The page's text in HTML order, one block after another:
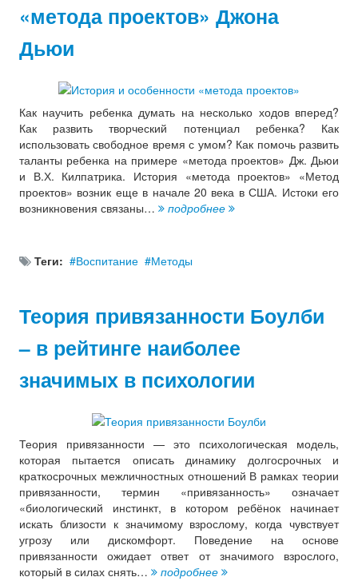
«метода проектов» Джона
Дьюи
Как научить ребенка думать на несколько ходов вперед?
Как развить творческий потенциал ребенка? Как
использовать свободное время с умом? Как помочь развить
таланты ребенка на примере «метода проектов» Дж. Дьюи
и В.Х. Килпатрика. История «метода проектов» «Метод
проектов» возник еще в начале 20 века в США. Истоки его
возникновения связаны…
подробнее
Теги: Воспитание Методы
Теория привязанности Боулби
– в рейтинге наиболее
значимых в психологии
Теория привязанности — это психологическая модель,
которая пытается описать динамику долгосрочных и
краткосрочных межличностных отношений В рамках теории
привязанности, термин «привязанность» означает
«биологический инстинкт, в котором ребёнок начинает
искать близости к значимому взрослому, когда чувствует
угрозу или дискомфорт. Поведение на основе
привязанности ожидает ответ от значимого взрослого,
который в силах снять…
подробнее